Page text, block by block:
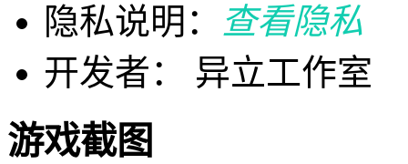
隐私说明：
查看隐私
开发者： 异立工作室
游戏截图